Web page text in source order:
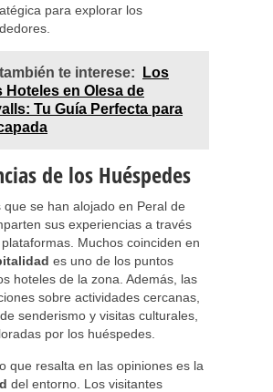
para explorar los
te interese:
Los
Hoteles en Olesa de
Tu Guía Perfecta para
de los Huéspedes
que se han alojado en Peral de
sus experiencias a través
Muchos coinciden en
es uno de los puntos
hoteles de la zona. Además, las
sobre actividades cercanas,
senderismo y visitas culturales,
por los huéspedes.
que resalta en las opiniones es la
del entorno. Los visitantes